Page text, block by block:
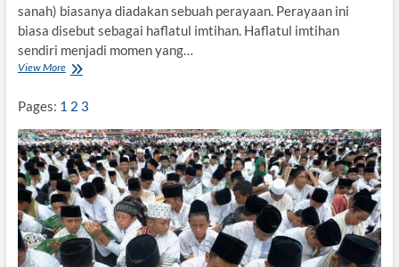
sanah) biasanya diadakan sebuah perayaan. Perayaan ini
biasa disebut sebagai haflatul imtihan. Haflatul imtihan
sendiri menjadi momen yang…
View MoreP
a
n
t
r
e
n
d
a
n
P
Pages: 1 2 3